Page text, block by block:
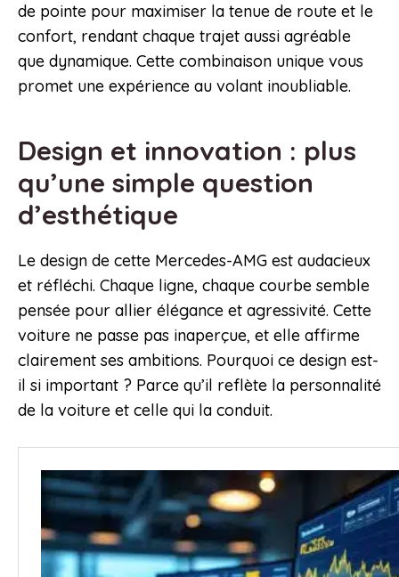
de pointe pour maximiser la tenue de route et le
confort, rendant chaque trajet aussi agréable
que dynamique. Cette combinaison unique vous
promet une expérience au volant inoubliable.
Design et innovation : plus
qu’une simple question
d’esthétique
Le design de cette Mercedes-AMG est audacieux
et réfléchi. Chaque ligne, chaque courbe semble
pensée pour allier élégance et agressivité. Cette
voiture ne passe pas inaperçue, et elle affirme
clairement ses ambitions. Pourquoi ce design est-
il si important ? Parce qu’il reflète la personnalité
de la voiture et celle qui la conduit.